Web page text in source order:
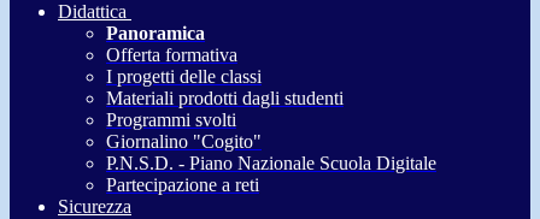
Didattica
Panoramica
Offerta formativa
I progetti delle classi
Materiali prodotti dagli studenti
Programmi svolti
Giornalino "Cogito"
P.N.S.D. - Piano Nazionale Scuola Digitale
Partecipazione a reti
Sicurezza